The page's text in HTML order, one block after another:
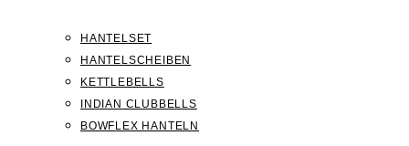
HANTELSET
HANTELSCHEIBEN
KETTLEBELLS
INDIAN CLUBBELLS
BOWFLEX HANTELN